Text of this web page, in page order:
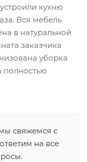
кухню
Вся мебель
в натуральной
заказчика
уборка
полностью
свяжемся с
на все